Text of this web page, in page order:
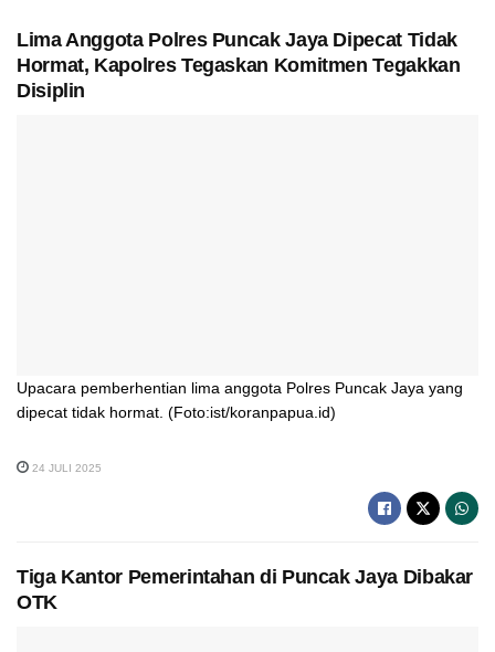
Lima Anggota Polres Puncak Jaya Dipecat Tidak
Hormat, Kapolres Tegaskan Komitmen Tegakkan
Disiplin
Upacara pemberhentian lima anggota Polres Puncak Jaya yang
dipecat tidak hormat. (Foto:ist/koranpapua.id)
24 JULI 2025
Tiga Kantor Pemerintahan di Puncak Jaya Dibakar
OTK